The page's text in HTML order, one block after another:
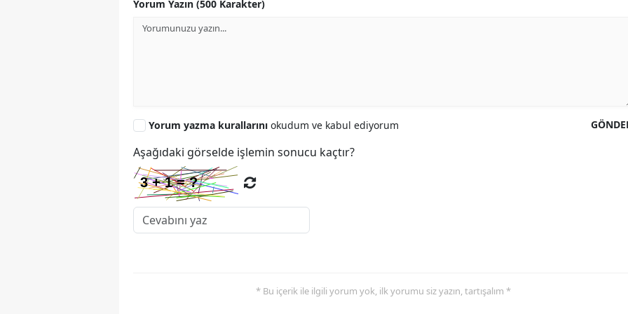
Yorum Yazın (500 Karakter)
Yorum yazma kurallarını okudum ve kabul ediyorum
Aşağıdaki görselde işlemin sonucu kaçtır?
* Bu içerik ile ilgili yorum yok, ilk yorumu siz yazın, tartışalım *